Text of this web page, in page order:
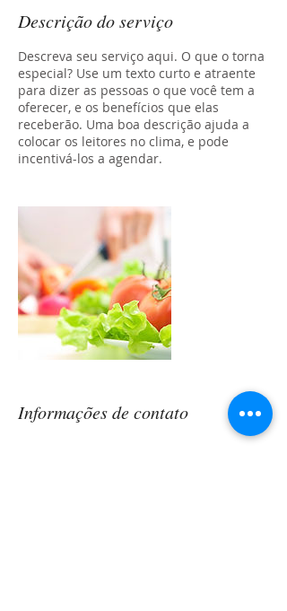
Descrição do serviço
Descreva seu serviço aqui. O que o torna
especial? Use um texto curto e atraente
para dizer as pessoas o que você tem a
oferecer, e os benefícios que elas
receberão. Uma boa descrição ajuda a
colocar os leitores no clima, e pode
incentivá-los a agendar.
Informações de contato